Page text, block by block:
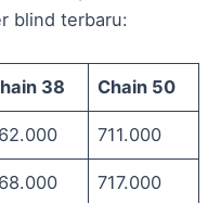
blind terbaru:
38 Chain 50
711.000
717.000